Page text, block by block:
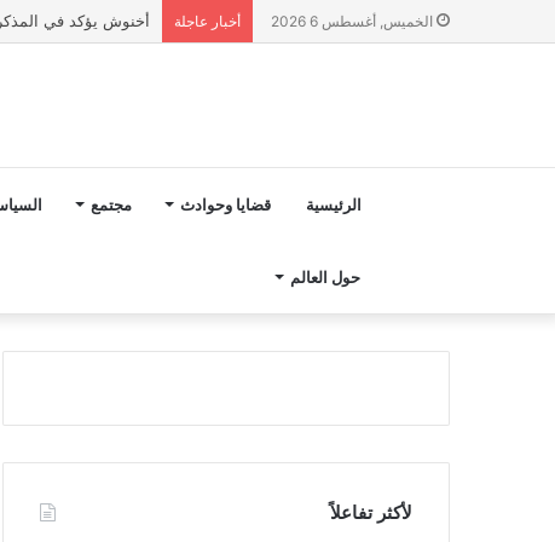
الخميس, أغسطس 6 2026 أخبار عاجلة أخنوش يؤكد في المذكرة التوجيهية حول ميزانية 2027
الرئيسية قضايا وحوادث مجتمع
حول العالم
لأكثر تفاعلاً